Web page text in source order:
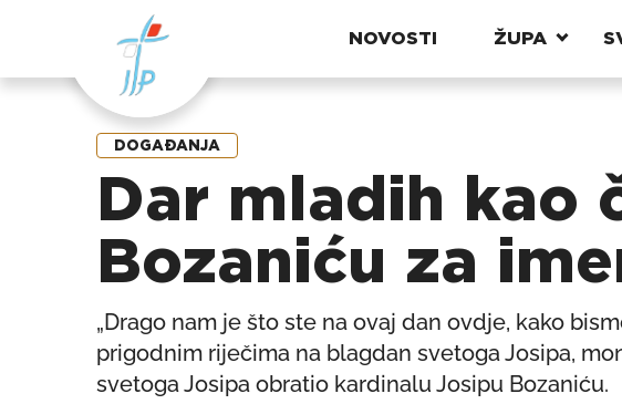
NOVOSTI ŽUPA
DOGAĐANJA
Dar mladih kao
Bozaniću za
„Drago nam je što ste na ovaj dan ovdje, kako
prigodnim riječima na blagdan svetoga Josipa,
svetoga Josipa obratio kardinalu Josipu Bozaniću.